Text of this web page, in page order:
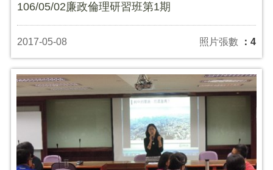
106/05/02廉政倫理研習班第1期
2017-05-08 照片張數 ：4